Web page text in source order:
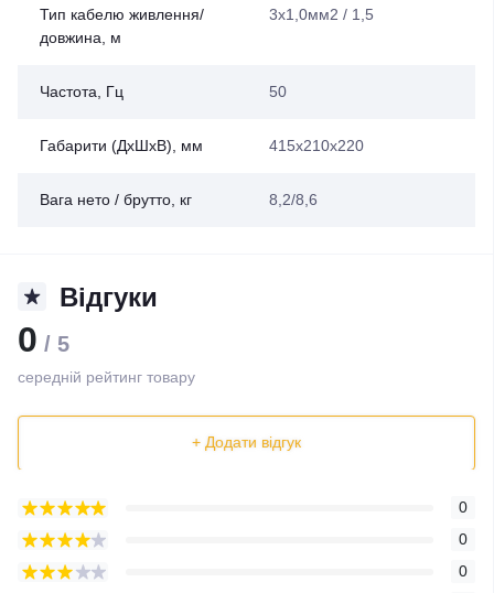
Тип кабелю живлення/
довжина, м
3х1,0мм2 / 1,5
Частота, Гц 50
Габарити (ДхШхВ), мм 415х210х220
Вага нето / брутто, кг 8,2/8,6
Відгуки
0 / 5
середній рейтинг товару
+ Додати відгук
0
0
0